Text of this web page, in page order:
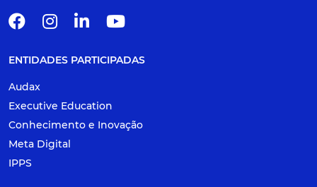
ENTIDADES PARTICIPADAS
Audax
Executive Education
Conhecimento e Inovação
Meta Digital
IPPS